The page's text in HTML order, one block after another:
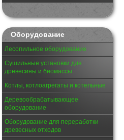
Оборудование
Лесопильное оборудование
Сушильные установки для
древесины и биомассы
Котлы, котлоагрегаты и котельные
Деревообрабатывающее
оборудование
Оборудование для переработки
древесных отходов